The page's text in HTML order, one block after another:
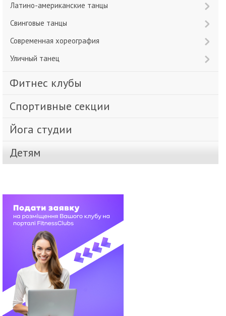
Латино-американские танцы
Свинговые танцы
Современная хореография
Уличный танец
Фитнес клубы
Спортивные секции
Йога студии
Детям